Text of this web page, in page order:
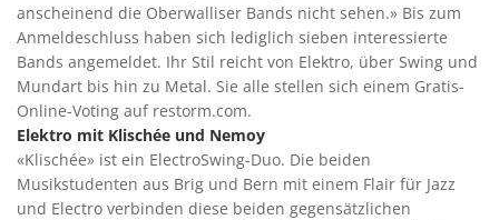
anscheinend die Oberwalliser Bands nicht sehen.» Bis zum
Anmeldeschluss haben sich lediglich sieben interessierte
Bands angemeldet. Ihr Stil reicht von Elektro, über Swing und
Mundart bis hin zu Metal. Sie alle stellen sich einem Gratis-
Online-Voting auf restorm.com.
Elektro mit Klischée und Nemoy
«Klischée» ist ein ElectroSwing-Duo. Die beiden
Musikstudenten aus Brig und Bern mit einem Flair für Jazz
und Electro verbinden diese beiden gegensätzlichen